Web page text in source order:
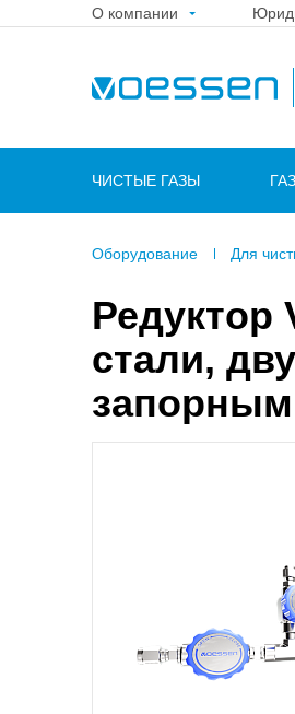
О компании
ЧИСТЫЕ ГАЗЫ
Оборудование Для
Редуктор
стали,